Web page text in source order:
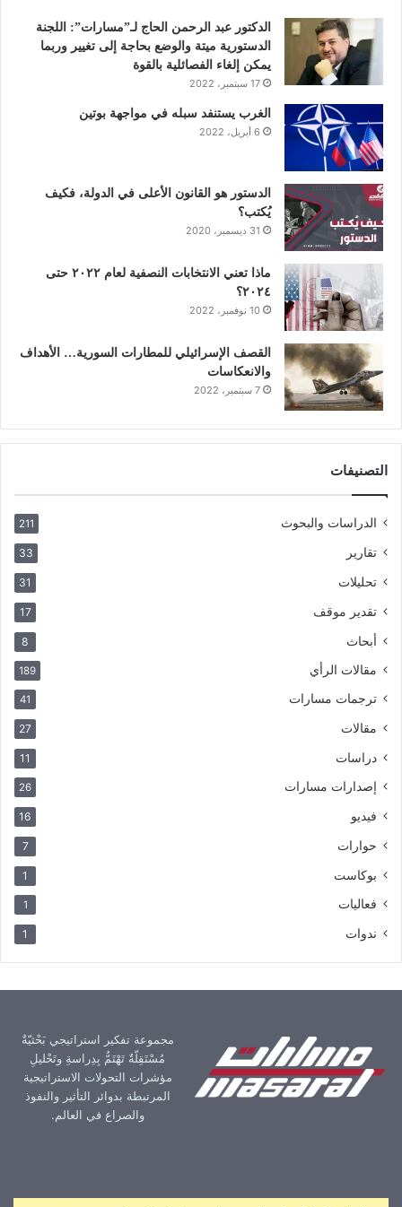
و
ك
ر
د
إ
و
ب
ق
الدكتور عبد الرحمن الحاج لـ”مسارات”: اللجنة
الدستورية ميتة والوضع بحاجة إلى تغيير وربما
يمكن إلغاء الفصائلية بالقوة
17 سبتمبر، 2022
الغرب يستنفد سبله في مواجهة بوتين
6 أبريل، 2022
الدستور هو القانون الأعلى في الدولة، فكيف
يُكتب؟
31 ديسمبر، 2020
ماذا تعني الانتخابات النصفية لعام ٢٠٢٢ حتى
٢٠٢٤؟
10 نوفمبر، 2022
القصف الإسرائيلي للمطارات السورية… الأهداف
والانعكاسات
7 سبتمبر، 2022
التصنيفات
الدراسات والبحوث 211
تقارير 33
تحليلات 31
تقدير موقف 17
أبحاث 8
مقالات الرأي 189
ترجمات مسارات 41
مقالات 27
دراسات 11
إصدارات مسارات 26
فيديو 16
حوارات 7
بوكاست 1
فعاليات 1
ندوات 1
مجموعة تفكير استراتيجي بَحْثيّةٌ
مُسْتَقِلّةٌ تَهْتَمُّ بِدِراسةِ وتَحْليلِ
مؤشرات التحولات الاستراتيجية
المرتبطة بدوائر التأثير والنفوذ
والصراع في العالم.